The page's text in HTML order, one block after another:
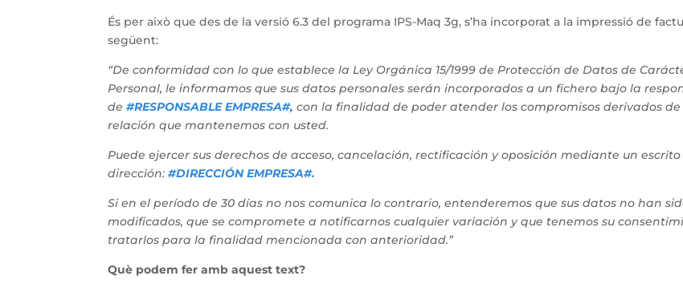
És per això que des de la versió 6.3 del programa IPS-Maq 3g, s’ha incorporat a la impressió de
següent:
“De conformidad con lo que establece la Ley Orgánica 15/1999 de Protección de Datos de
Personal, le informamos que sus datos personales serán incorporados a un fichero bajo la
de#RESPONSABLE EMPRESA#, con la finalidad de poder atender los compromisos derivados de
relación que mantenemos con usted.
Puede ejercer sus derechos de acceso, cancelación, rectificación y oposición mediante un
dirección:#DIRECCIÓN EMPRESA#.
Si en el período de 30 días no nos comunica lo contrario, entenderemos que sus datos no han
modificados, que se compromete a notificarnos cualquier variación y que tenemos su
tratarlos para la finalidad mencionada con anterioridad.”
Què podem fer amb aquest text?